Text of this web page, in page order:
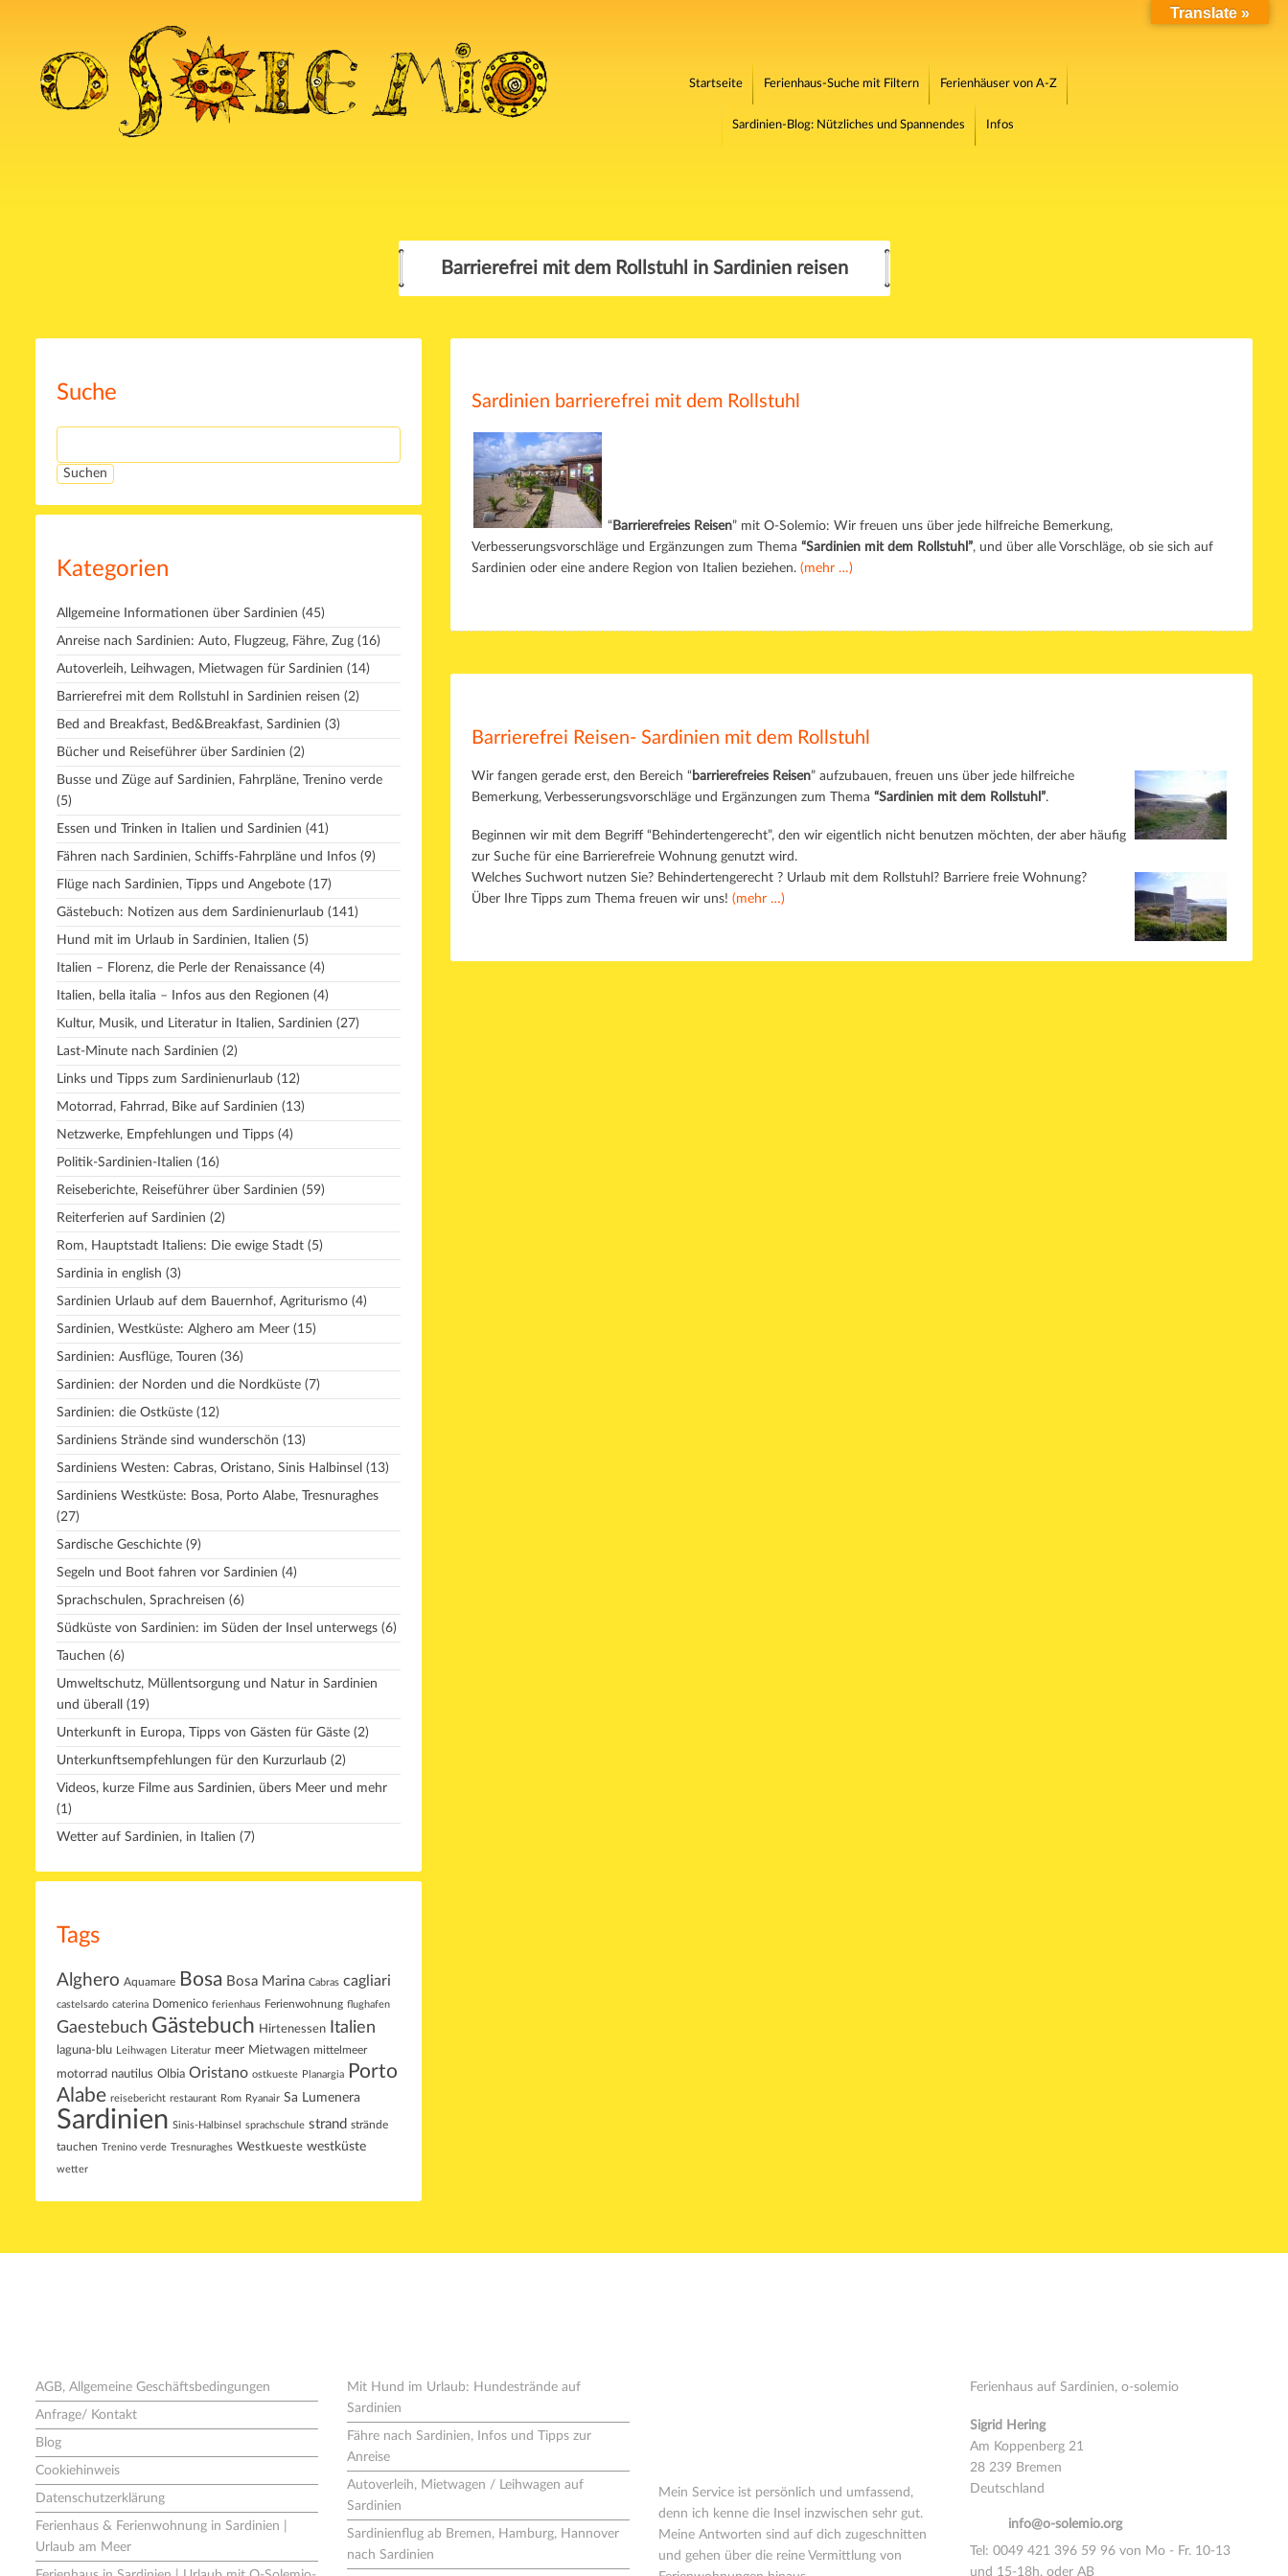
Startseite Ferienhaus-Suche mit Filtern Ferienhäuser von A-Z
Sardinien-Blog: Nützliches und Spannendes Infos
Barrierefrei mit dem Rollstuhl in Sardinien reisen
Sardinien barrierefrei mit dem Rollstuhl
“ Barrierefreies Reisen” mit O-Solemio: Wir freuen uns über jede hilfreiche Bemerkung,
Verbesserungsvorschläge und Ergänzungen zum Thema“Sardinien mit dem Rollstuhl”, und über alle Vorschläge, ob sie sich auf
Sardinien oder eine andere Region von Italien beziehen.(mehr …)
Barrierefrei Reisen- Sardinien mit dem Rollstuhl
Wir fangen gerade erst, den Bereich “barrierefreies Reisen” aufzubauen, freuen uns über jede hilfreiche
Bemerkung, Verbesserungsvorschläge und Ergänzungen zum Thema“Sardinien mit dem Rollstuhl”.
Beginnen wir mit dem Begriff “Behindertengerecht”, den wir eigentlich nicht benutzen möchten, der aber häufig
zur Suche für eine Barrierefreie Wohnung genutzt wird.
Welches Suchwort nutzenSie? Behindertengerecht ? Urlaub mit dem Rollstuhl? Barriere freie Wohnung?
Über Ihre Tipps zum Thema freuen wir uns!(mehr …)
Suche
Kategorien
Allgemeine Informationen über Sardinien (45)
Anreise nach Sardinien: Auto, Flugzeug, Fähre, Zug (16)
Autoverleih, Leihwagen, Mietwagen für Sardinien (14)
Barrierefrei mit dem Rollstuhl in Sardinien reisen (2)
Bed and Breakfast, Bed&Breakfast, Sardinien (3)
Bücher und Reiseführer über Sardinien (2)
Busse und Züge auf Sardinien, Fahrpläne, Trenino verde
(5)
Essen und Trinken in Italien und Sardinien (41)
Fähren nach Sardinien, Schiffs-Fahrpläne und Infos (9)
Flüge nach Sardinien, Tipps und Angebote (17)
Gästebuch: Notizen aus dem Sardinienurlaub (141)
Hund mit im Urlaub in Sardinien, Italien (5)
Italien – Florenz, die Perle der Renaissance (4)
Italien, bella italia – Infos aus den Regionen (4)
Kultur, Musik, und Literatur in Italien, Sardinien (27)
Last-Minute nach Sardinien (2)
Links und Tipps zum Sardinienurlaub (12)
Motorrad, Fahrrad, Bike auf Sardinien (13)
Netzwerke, Empfehlungen und Tipps (4)
Politik-Sardinien-Italien (16)
Reiseberichte, Reiseführer über Sardinien (59)
Reiterferien auf Sardinien (2)
Rom, Hauptstadt Italiens: Die ewige Stadt (5)
Sardinia in english (3)
Sardinien Urlaub auf dem Bauernhof, Agriturismo (4)
Sardinien, Westküste: Alghero am Meer (15)
Sardinien: Ausflüge, Touren (36)
Sardinien: der Norden und die Nordküste (7)
Sardinien: die Ostküste (12)
Sardiniens Strände sind wunderschön (13)
Sardiniens Westen: Cabras, Oristano, Sinis Halbinsel (13)
Sardiniens Westküste: Bosa, Porto Alabe, Tresnuraghes
(27)
Sardische Geschichte (9)
Segeln und Boot fahren vor Sardinien (4)
Sprachschulen, Sprachreisen (6)
Südküste von Sardinien: im Süden der Insel unterwegs (6)
Tauchen (6)
Umweltschutz, Müllentsorgung und Natur in Sardinien
und überall
(19)
Unterkunft in Europa, Tipps von Gästen für Gäste (2)
Unterkunftsempfehlungen für den Kurzurlaub (2)
Videos, kurze Filme aus Sardinien, übers Meer und mehr
(1)
Wetter auf Sardinien, in Italien (7)
Tags
Alghero Aquamare Bosa Bosa Marina Cabras cagliari
castelsardo caterina Domenico ferienhaus Ferienwohnung flughafen
Gaestebuch Gästebuch Hirtenessen Italien
laguna-blu Leihwagen Literatur meer Mietwagen mittelmeer
motorrad nautilus Olbia Oristano ostkueste Planargia
Porto
Alabe reisebericht restaurant Rom Ryanair Sa Lumenera
Sardinien Sinis-Halbinsel sprachschule strand strände
tauchen
Trenino verde Tresnuraghes Westkueste westküste
wetter
AGB, Allgemeine Geschäftsbedingungen
Anfrage/ Kontakt
Blog
Cookiehinweis
Datenschutzerklärung
Ferienhaus & Ferienwohnung in Sardinien |
Urlaub am Meer
Mit Hund im Urlaub: Hundestrände auf
Sardinien
Fähre nach Sardinien, Infos und Tipps zur
Anreise
Autoverleih, Mietwagen / Leihwagen auf
Sardinien
Sardinienflug ab Bremen, Hamburg, Hannover
nach Sardinien
Mein Service ist persönlich und umfassend,
denn ich kenne die Insel inzwischen sehr gut.
Meine Antworten sind auf dich zugeschnitten
und gehen über die reine Vermittlung von
Ferienhaus auf Sardinien, o-solemio
Sigrid Hering
Am Koppenberg 21
28 239 Bremen
Deutschland
info@o-solemio.org
Tel: 0049 421 396 59 96 von Mo - Fr. 10-13
und 15-18h, oder AB
Translate »